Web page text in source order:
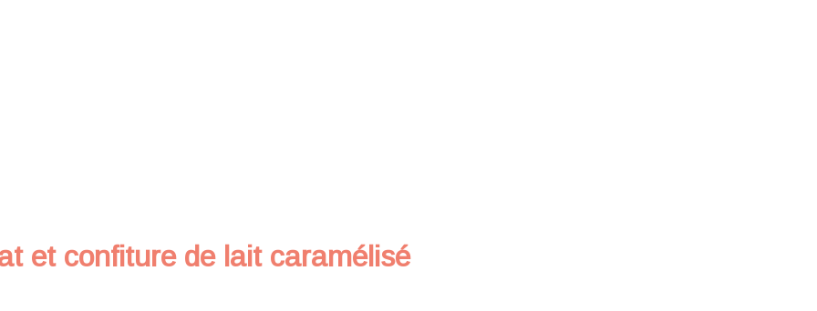
et confiture de lait caramélisé